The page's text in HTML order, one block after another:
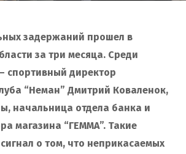
задержаний прошел в
за три месяца. Среди
спортивный директор
“Неман” Дмитрий Коваленок,
начальница отдела банка и
магазина “ГЕММА”. Такие
о том, что неприкасаемых